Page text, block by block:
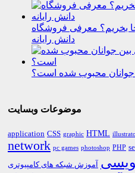
بخریم؟ معرفی فروشگاه
دانش رایانه
محبوب شده است؟
موضوعات وبسایت
application CSS graphic HTML
network pc games photoshop PHP
آموزش شبکه های کامپیوتری